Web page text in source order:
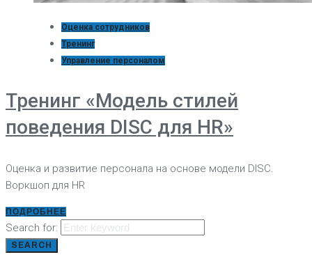
Оценка сотрудников
Тренинг
Управление персоналом
Тренинг «Модель стилей
поведения DISC для HR»
Оценка и развитие персонала на основе модели DISC.
Воркшоп для HR
ПОДРОБНЕЕ
Search for:
SEARCH